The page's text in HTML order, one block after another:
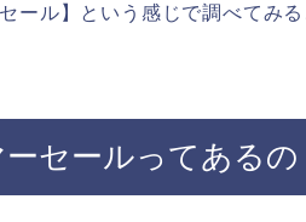
ール】という感じで調べてみる
セールってあるの